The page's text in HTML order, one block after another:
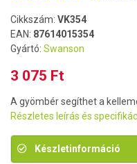
Cikkszám: VK354
EAN: 87614015354
Gyártó: Swanson
3 075 Ft
A gyömbér segíthet a
Részletes leírás és
Készletinformáció